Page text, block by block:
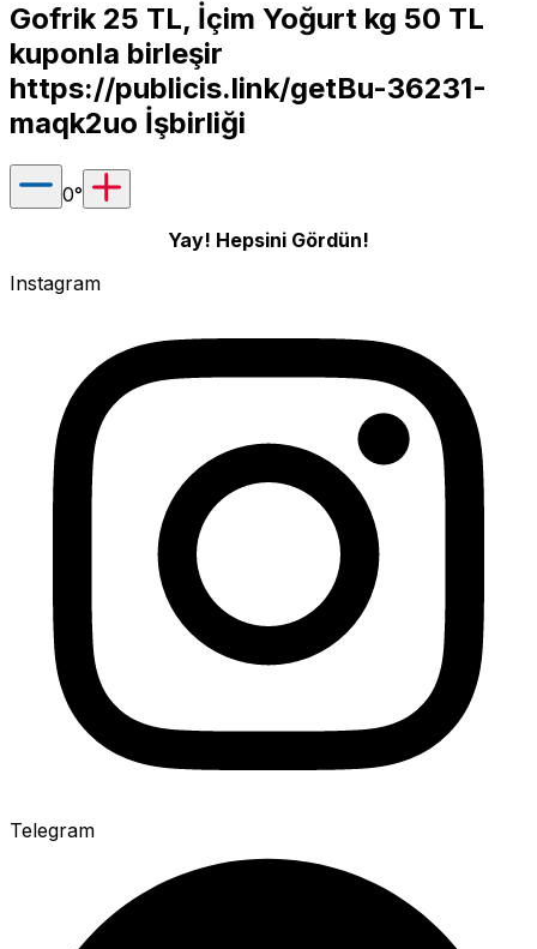
Gofrik 25 TL, İçim Yoğurt kg 50 TL
kuponla birleşir
https://publicis.link/getBu-36231-
maqk2uo İşbirliği
0°
Yay! Hepsini Gördün!
Instagram
Telegram